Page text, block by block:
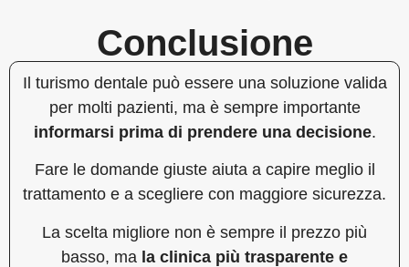
Conclusione
Il turismo dentale può essere una soluzione valida
per molti pazienti, ma è sempre importante
informarsi prima di prendere una decisione.
Fare le domande giuste aiuta a capire meglio il
trattamento e a scegliere con maggiore sicurezza.
La scelta migliore non è sempre il prezzo più
basso, ma la clinica più trasparente e